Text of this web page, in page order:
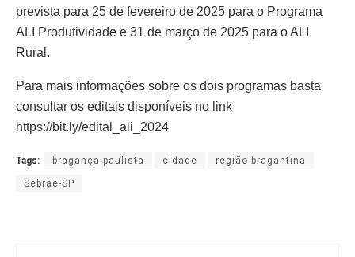
prevista para 25 de fevereiro de 2025 para o Programa
ALI Produtividade e 31 de março de 2025 para o ALI
Rural.
Para mais informações sobre os dois programas basta
consultar os editais disponíveis no link
https://bit.ly/edital_ali_2024
Tags: bragança paulista cidade região bragantina
Sebrae-SP